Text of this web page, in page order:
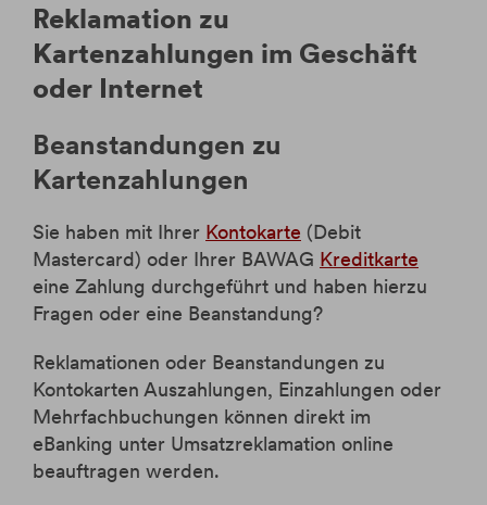
Reklamation zu
Kartenzahlungen im Geschäft
oder Internet
Beanstandungen zu
Kartenzahlungen
Sie haben mit Ihrer Kontokarte (Debit
Mastercard) oder Ihrer BAWAG Kreditkarte
eine Zahlung durchgeführt und haben hierzu
Fragen oder eine Beanstandung?
Reklamationen oder Beanstandungen zu
Kontokarten Auszahlungen, Einzahlungen oder
Mehrfachbuchungen können direkt im
eBanking unter Umsatzreklamation online
beauftragen werden.